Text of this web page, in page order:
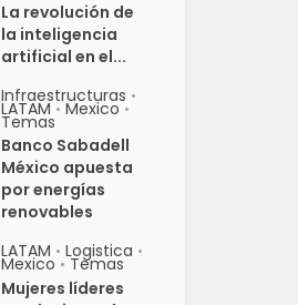
La revolución de
la inteligencia
artificial en el...
Infraestructuras •
LATAM • Mexico •
Temas
Banco Sabadell
México apuesta
por energías
renovables
LATAM • Logistica •
Mexico • Temas
Mujeres líderes